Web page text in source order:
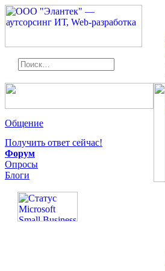
Общение
Получить ответ сейчас!
Форум
Опросы
Блоги